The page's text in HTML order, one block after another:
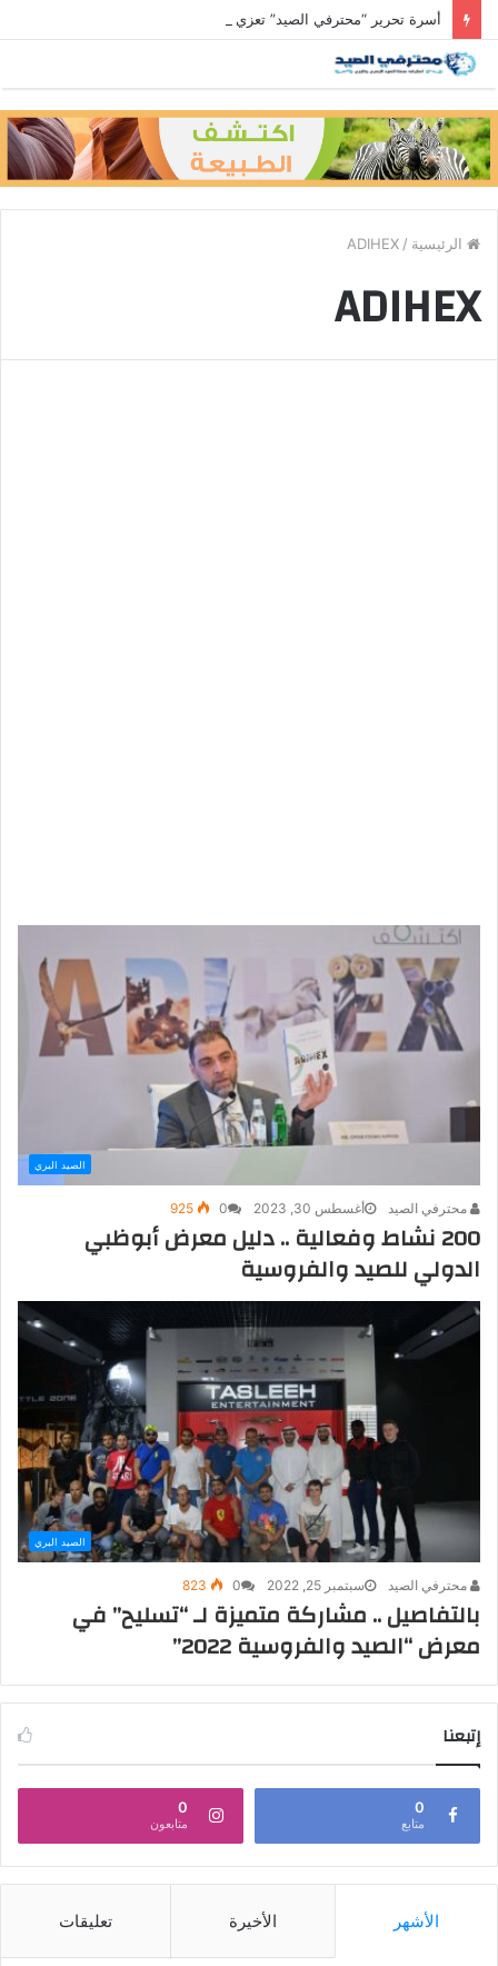
الرئيسية /
ADIHEX
ADIHEX
الصيد البري
محترفي الصيد أغسطس 30, 2023 0
925
200 نشاط وفعالية .. دليل معرض أبوظبي
الدولي للصيد والفروسية
الصيد البري
محترفي الصيد سبتمبر 25, 2022 0
823
بالتفاصيل .. مشاركة متميزة لـ “تسليح” في
معرض “الصيد والفروسية 2022”
إتبعنا
0
متابع
0
متابعون
الأشهر الأخيرة تعليقات